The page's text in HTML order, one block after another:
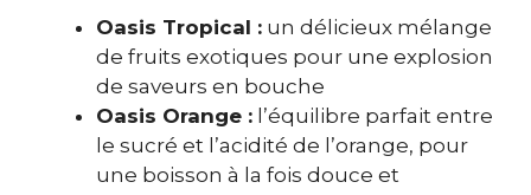
Oasis Tropical : un délicieux mélange
de fruits exotiques pour une explosion
de saveurs en bouche
Oasis Orange : l’équilibre parfait entre
le sucré et l’acidité de l’orange, pour
une boisson à la fois douce et